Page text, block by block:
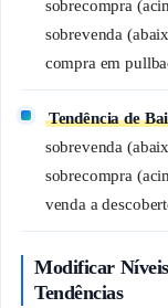
sobrecompra
sobrevenda
compra em
Tendência de
sobrevenda
sobrecompra
venda a
Modificar
Tendências